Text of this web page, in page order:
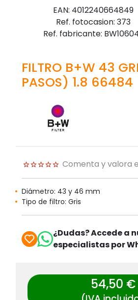
EAN: 4012240664849
Ref. fotocasion: 373
Ref. fabricante:
FILTRO B+W 43
PASOS) 1.8 66484
Comenta y valora
Diámetro: 43 y 46 mm
Tipo de filtro: Gris
¿Dudas? Accede a
especialistas por
54,50 €